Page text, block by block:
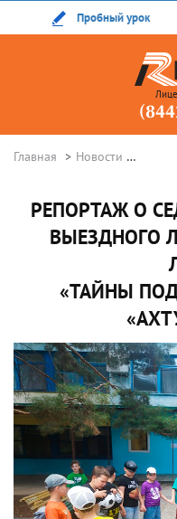
Пробный урок
Главная Новости
РЕПОРТАЖ О
ВЫЕЗДНОГО
«ТАЙНЫ